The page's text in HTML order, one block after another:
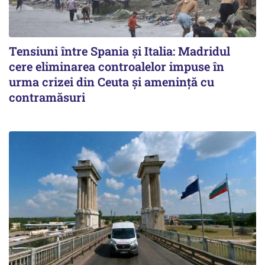
Tensiuni între Spania și Italia: Madridul
cere eliminarea controalelor impuse în
urma crizei din Ceuta și amenință cu
contramăsuri